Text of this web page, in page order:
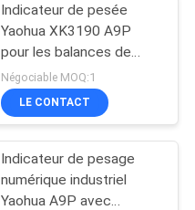
Indicateur de pesée
Yaohua XK3190 A9P
pour les balances de
plateforme Balances de
plancher Balances de
camion
Négociable MOQ:1
LE CONTACT
Indicateur de pesage
numérique industriel
Yaohua A9P avec